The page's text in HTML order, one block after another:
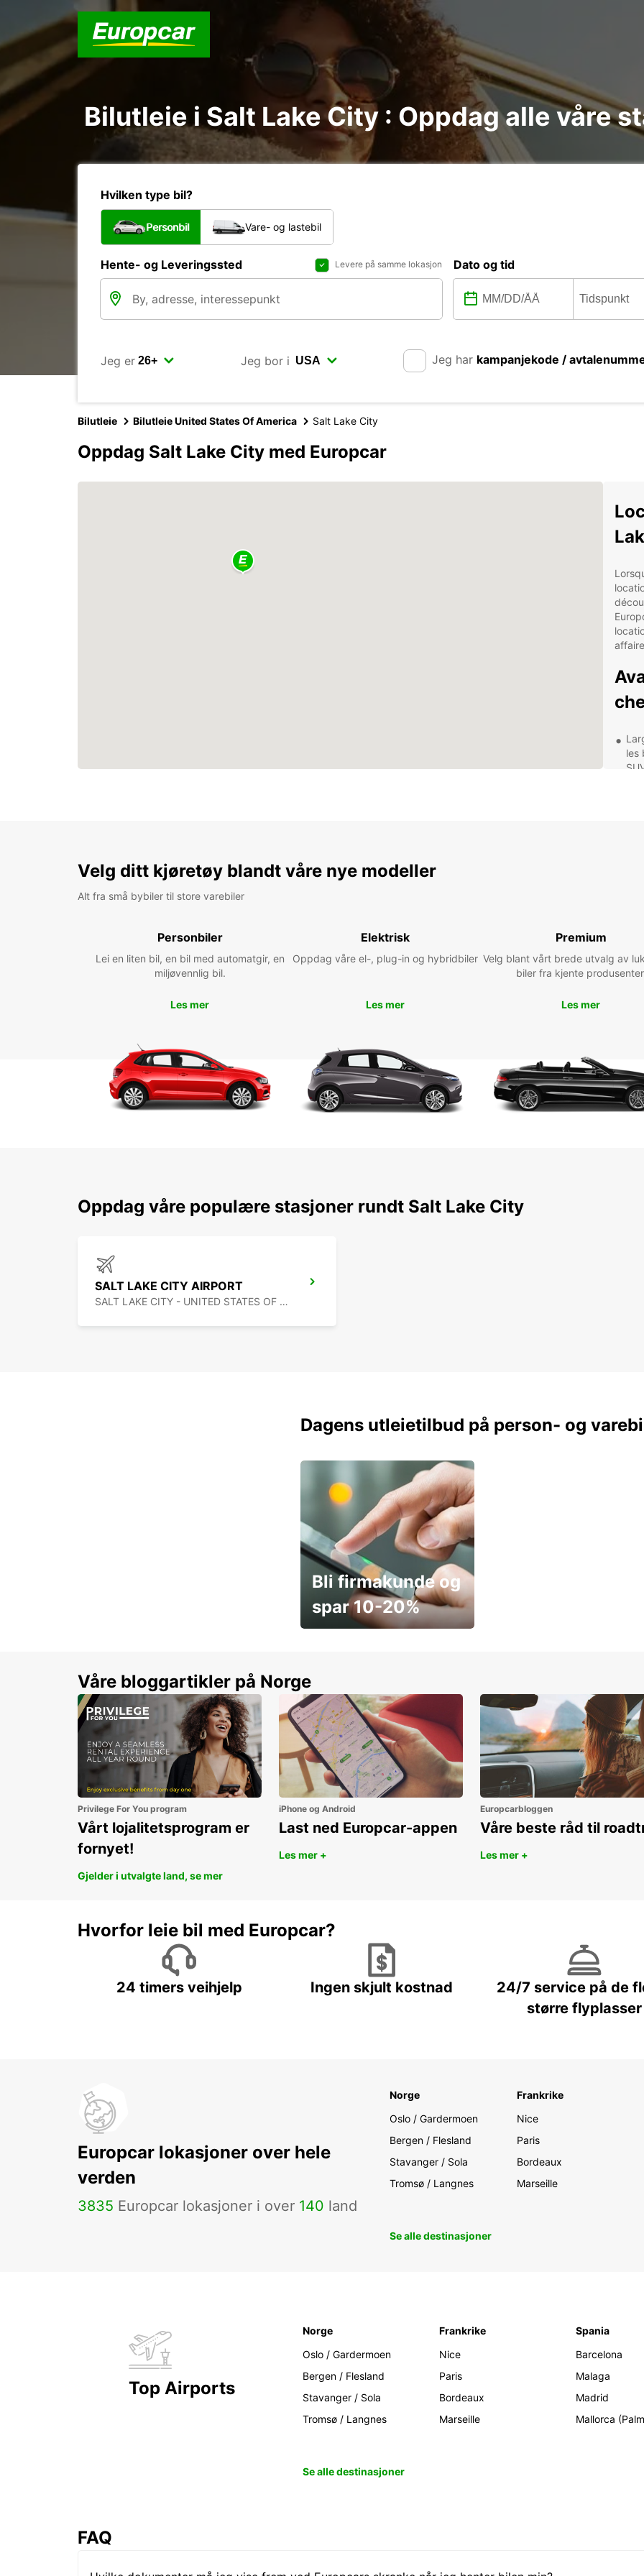
Bilutleie i Salt Lake City : Oppdag alle våre
Hvilken type bil?
Personbil Vare- og lastebil
Hente- og Leveringssted Levere på samme lokasjon Dato og tid
Jeg er Jeg bor i Jeg har kampanjekode /
Bilutleie Bilutleie United States Of America Salt Lake City
Oppdag Salt Lake City med Europcar
les
Une
Velg ditt kjøretøy blandt våre nye modeller
Alt fra små bybiler til store varebiler
Personbiler
Lei en liten bil, en bil med automatgir, en
miljøvennlig bil.
Les mer
Elektrisk
Oppdag våre el-, plug-in og hybridbiler
Les mer
Premium
Velg blant vårt brede utvalg av
biler fra kjente
Les mer
Oppdag våre populære stasjoner rundt Salt Lake City
SALT LAKE CITY AIRPORT
SALT LAKE CITY - UNITED STATES OF AMERICA
Dagens utleietilbud på person- og
Bli firmakunde og
spar 10-20%
Våre bloggartikler på Norge
Privilege For You program
Vårt lojalitetsprogram er
fornyet!
Gjelder i utvalgte land, se mer
iPhone og Android
Last ned Europcar-appen
Les mer +
Europcarbloggen
Våre beste råd til
Les mer +
Hvorfor leie bil med Europcar?
24 timers veihjelp Ingen skjult kostnad
24/7 service på de
større flyplasser
Europcar lokasjoner over hele
verden
3835 Europcar lokasjoner i over 140 land
Norge
Oslo / Gardermoen
Bergen / Flesland
Stavanger / Sola
Tromsø / Langnes
Frankrike
Nice
Paris
Bordeaux
Marseille
Se alle destinasjoner
Top Airports
Norge
Oslo / Gardermoen
Bergen / Flesland
Stavanger / Sola
Tromsø / Langnes
Frankrike
Nice
Paris
Bordeaux
Marseille
Spania
Barcelona
Malaga
Madrid
Mallorca
Se alle destinasjoner
FAQ